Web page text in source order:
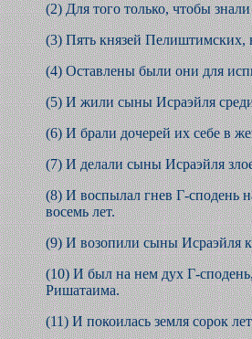
(2) Для того только, чтобы
(3) Пять князей Пелиштимских,
(4) Оставлены были они для
(5) И жили сыны Исраэйля
(6) И брали дочерей их себе в
(7) И делали сыны Исраэйля
(8) И воспылал гнев Г-сподень
восемь лет.
(9) И возопили сыны Исраэйля к
(10) И был на нем дух Г-
Ришатаима.
(11) И покоилась земля сорок